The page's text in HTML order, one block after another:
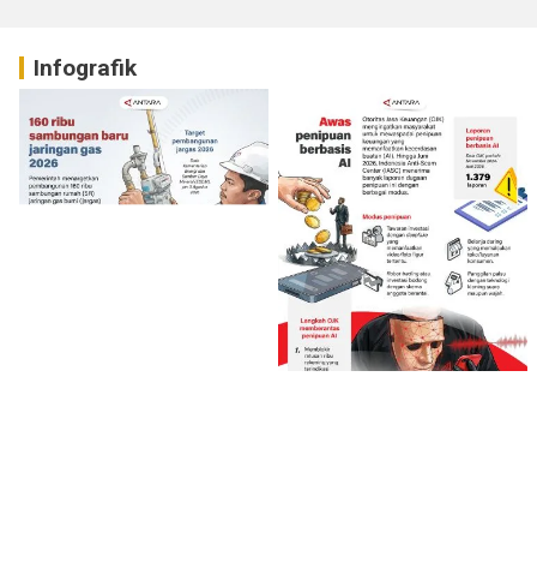
Infografik